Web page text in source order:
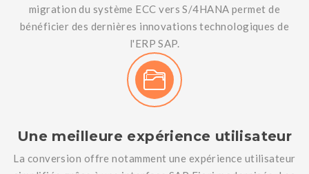
migration du système ECC vers S/4HANA permet de
bénéficier des dernières innovations technologiques de
l'ERP SAP.
Une meilleure expérience utilisateur
La conversion offre notamment une expérience utilisateur